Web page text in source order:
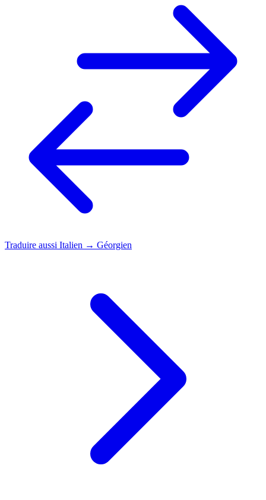
Traduire aussi Italien → Géorgien